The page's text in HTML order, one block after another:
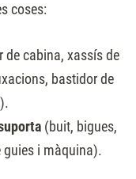
coses:
cabina, xassís de
bastidor de
(buit, bigues,
guies i màquina).